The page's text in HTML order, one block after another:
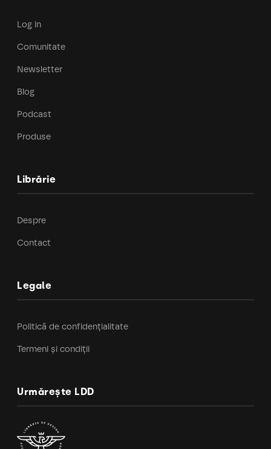
Urmărește LDD
Log in
Comunitate
Newsletter
Blog
Podcast
Produse
Librărie
Despre
Contact
Legale
Politică de confidențialitate
Termeni și condiții